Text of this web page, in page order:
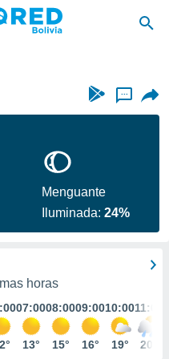
...
Menguante
Iluminada:24%
horas
07:00
13°
08:00
15°
09:00
16°
10:00
19°
11:00
20°